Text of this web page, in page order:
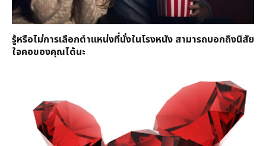
รู้หรือไม่การเลือกตำแหน่งที่นั่งในโรงหนัง สามารถบอกถึงนิสัย
ใจคอของคุณได้นะ